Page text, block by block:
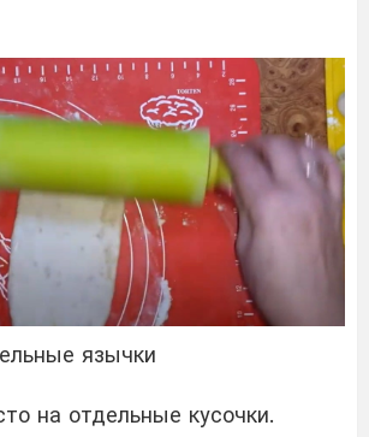
язычки
на отдельные кусочки.